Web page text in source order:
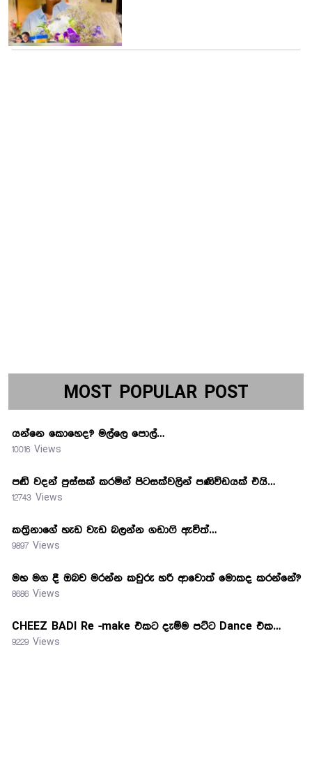
MOST POPULAR POST
යන්නෙ කොහෙද? මල්ලෙ පොල්…
10016 Views
පඬි වදන් පුස්සක් කරමින් පිටසක්වලින් පණිවිඩයක් එයි…
12743 Views
කත්‍රිනාගේ හැඩ වැඩ බලන්න ගඩාෆි ඇවිත්…
9897 Views
මහ මග දී ඔබව මරන්න කවුරු හරි ආවොත් මොකද කරන්නේ?
8686 Views
CHEEZ BADI Re -make එකට දැම්ම පට්ට Dance එක…
9229 Views